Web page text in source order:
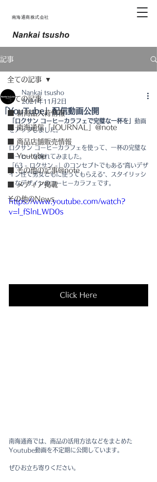
南海通商株式会社
記事
全ての記事
■ 新商品入荷情報
■ 南海通信「JOURNAL」@note
■ 商品店舗販売情報
■ Youtube
■ その他の記事@note
■ メディア掲載
その他のNews
全ての記事
「YouTube」配信動画公開
Nankai tsusho
2021年11月2日
「ロクサン コーヒーカラフェで完璧な一杯を」 動画
をアップしました。
ロクサン コーヒーカラフェを使って、一杯の完璧な
コーヒーを淹れてみました。
「63 - ロクサン -」のコンセプトでもある”高いデザ
イン性で男女ともに使ってもらえる”、スタイリッシ
ュなデザインのコーヒーカラフェです。
https://www.youtube.com/watch?
v=l_fSlnLWD0s
Click Here
南海通商では、商品の活用方法などをまとめた
Youtube動画を不定期に公開しています。
ぜひお立ち寄りください。